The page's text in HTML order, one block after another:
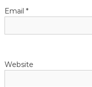
Email *
Website